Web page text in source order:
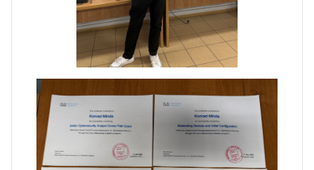
Zakończenie roku maturzystów